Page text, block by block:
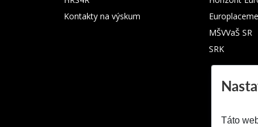
Kontakty na výskum
MŠVVaŠ SR
SRK
Táto